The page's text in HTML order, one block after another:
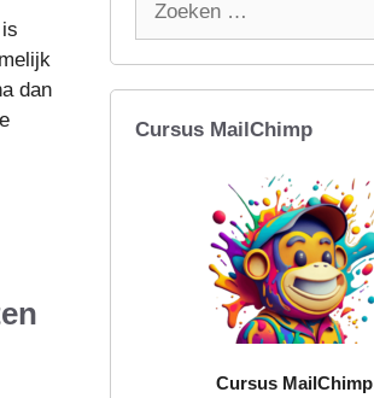
dan
Cursus MailChimp
Cursus MailChimp